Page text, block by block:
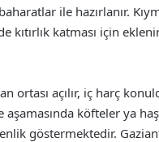
ile hazırlanır.
katması için
ortası açılır, iç harç
köfteler ya
göstermektedir.